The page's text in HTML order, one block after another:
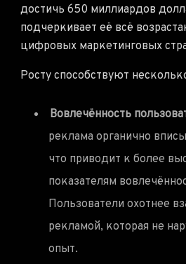
достичь 650 миллиардов
подчеркивает её всё
цифровых маркетинговых
Росту способствуют
Вовлечённость
реклама органично
что приводит к более
показателям
Пользователи охотнее
рекламой, которая не
опыт.